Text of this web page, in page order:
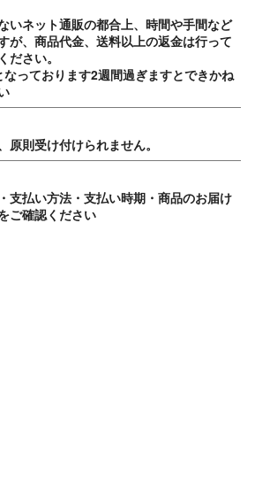
いネット通販の都合上、時間や手間など
が、商品代金、送料以上の返金は行って
ださい。
っております2週間過ぎますとできかね
則受け付けられません。
支払い方法・支払い時期・商品のお届け
ご確認ください